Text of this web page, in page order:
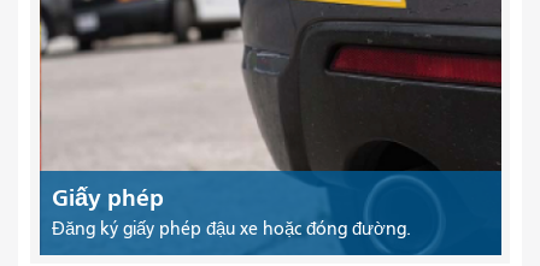
Giấy phép
Đăng ký giấy phép đậu xe hoặc đóng đường.